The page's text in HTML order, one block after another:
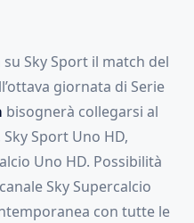
Sky Sport il match del
giornata di Serie
bisognerà collegarsi al
Sport Uno HD,
Uno HD. Possibilità
Sky Supercalcio
con tutte le